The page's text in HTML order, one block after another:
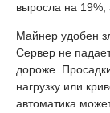
выросла на
Майнер удобен
Сервер не
дороже.
нагрузку или
автоматика